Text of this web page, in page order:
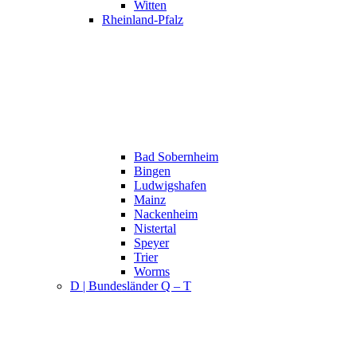
Witten
Rheinland-Pfalz
Bad Sobernheim
Bingen
Ludwigshafen
Mainz
Nackenheim
Nistertal
Speyer
Trier
Worms
D | Bundesländer Q – T